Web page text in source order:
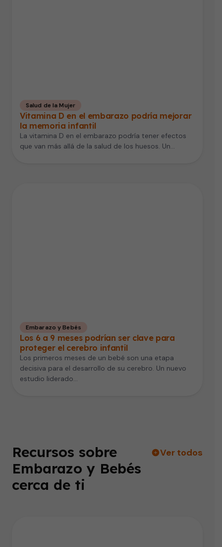
Salud de la Mujer
Vitamina D en el embarazo podría mejorar
la memoria infantil
La vitamina D en el embarazo podría tener efectos
que van más allá de la salud de los huesos. Un…
Embarazo y Bebés
Los 6 a 9 meses podrían ser clave para
proteger el cerebro infantil
Los primeros meses de un bebé son una etapa
decisiva para el desarrollo de su cerebro. Un nuevo
estudio liderado…
Recursos sobre
Embarazo y Bebés
cerca de ti
Ver todos